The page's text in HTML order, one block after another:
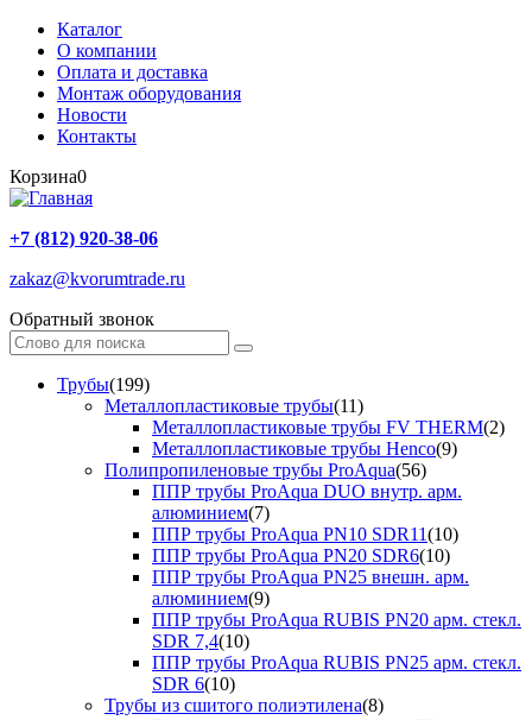
Каталог
О компании
Оплата и доставка
Монтаж оборудования
Новости
Контакты
Корзина0
+7 (812) 920-38-06
zakaz@kvorumtrade.ru
Обратный звонок
Трубы(199)
Металлопластиковые трубы(11)
Металлопластиковые трубы FV THERM(2)
Металлопластиковые трубы Henco(9)
Полипропиленовые трубы ProAqua(56)
ППР трубы ProAqua DUO внутр. арм.
алюминием(7)
ППР трубы ProAqua PN10 SDR11(10)
ППР трубы ProAqua PN20 SDR6(10)
ППР трубы ProAqua PN25 внешн. арм.
алюминием(9)
ППР трубы ProAqua RUBIS PN20 арм. стекл.
SDR 7,4(10)
ППР трубы ProAqua RUBIS PN25 арм. стекл.
SDR 6(10)
Трубы из сшитого полиэтилена(8)